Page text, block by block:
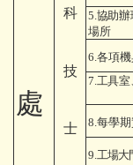
處
科
技
士
5. 協助辦
場所
6.各項
7. 工具
8.每學
9.工場大